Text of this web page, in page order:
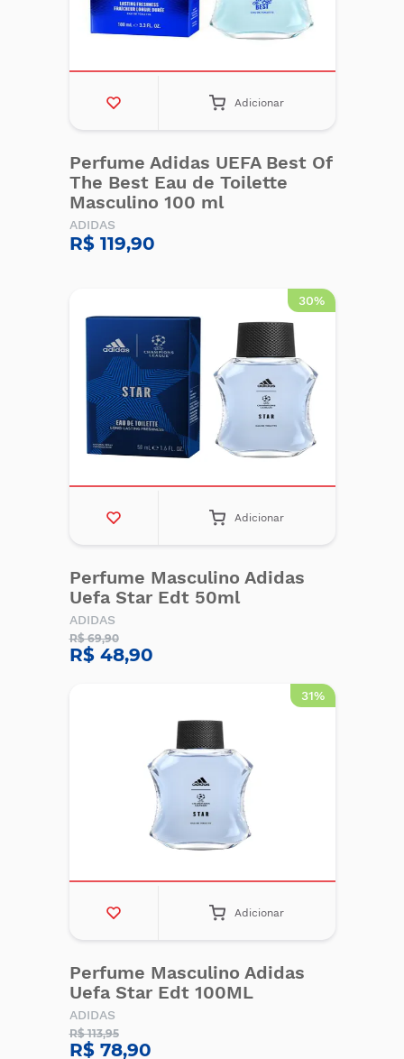
Adicionar
Perfume Adidas UEFA Best Of
The Best Eau de Toilette
Masculino 100 ml
ADIDAS
R$ 119,90
30%
Adicionar
Perfume Masculino Adidas
Uefa Star Edt 50ml
ADIDAS
R$ 69,90
R$ 48,90
31%
Adicionar
Perfume Masculino Adidas
Uefa Star Edt 100ML
ADIDAS
R$ 113,95
R$ 78,90